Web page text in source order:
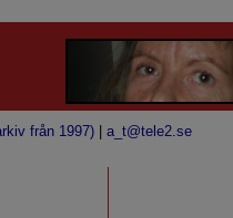
från 1997) |a_t@tele2.se